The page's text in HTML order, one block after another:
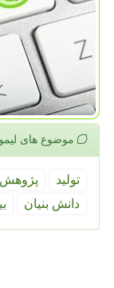
موضوع های
تولید پژوهش
دانش بنیان